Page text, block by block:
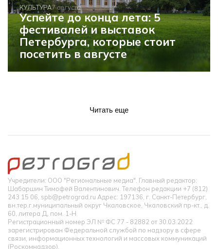
КУЛЬТУРА7 августа
Успейте до конца лета: 5
фестивалей и выставок
Петербурга, которые стоит
посетить в августе
Читать еще
Учредители: ООО "Региональные медиа". Главный редактор:
Шабаршин Тимофей Валентинович. Телефон редакции +7 (812)
243 15 06, spb@petrograd.ru Адрес: 197136, г. Санкт-Петербург,
вн.тер.г.муниципальный округ Чкаловское, Чкаловский пр-кт., д.
60, литера Д, пом. 1-Н
Регистрационный номер ЭЛ № ФС 77 - 82882 от 30.03.2022
зарегистрирован Федеральной службой по надзору в сфере
связи, информационных технологий и массовых коммуникаций
(Роскомнадзор).